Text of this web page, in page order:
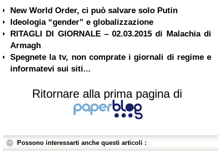
New World Order, ci può salvare solo Putin
Ideologia “gender” e globalizzazione
RITAGLI DI GIORNALE – 02.03.2015 di Malachia di
Armagh
Spegnete la tv, non comprate i giornali di regime e
informatevi sui siti...
Ritornare alla prima pagina di
Possono interessarti anche questi articoli :